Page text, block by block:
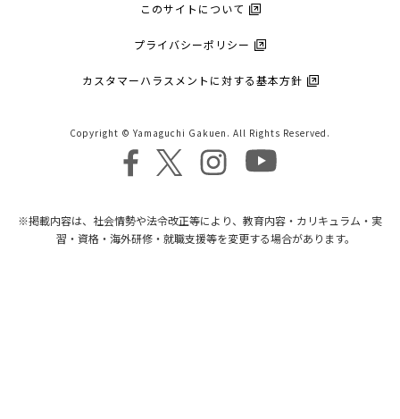
このサイトについて
プライバシーポリシー
カスタマーハラスメントに対する基本方針
Copyright © Yamaguchi Gakuen. All Rights Reserved.
※掲載内容は、社会情勢や法令改正等により、教育内容・カリキュラム・実
習・資格・海外研修・就職支援等を変更する場合があります。